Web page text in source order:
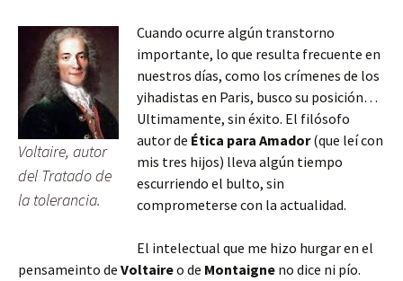
Voltaire, autor
del Tratado de
la tolerancia.
Cuando ocurre algún transtorno
importante, lo que resulta frecuente en
nuestros días, como los crímenes de los
yihadistas en Paris, busco su posición…
Ultimamente, sin éxito. El filósofo
autor de Ética para Amador(que leí con
mis tres hijos) lleva algún tiempo
escurriendo el bulto, sin
comprometerse con la actualidad.
El intelectual que me hizo hurgar en el
pensameinto de Voltaireo de Montaigne no dice ni pío.